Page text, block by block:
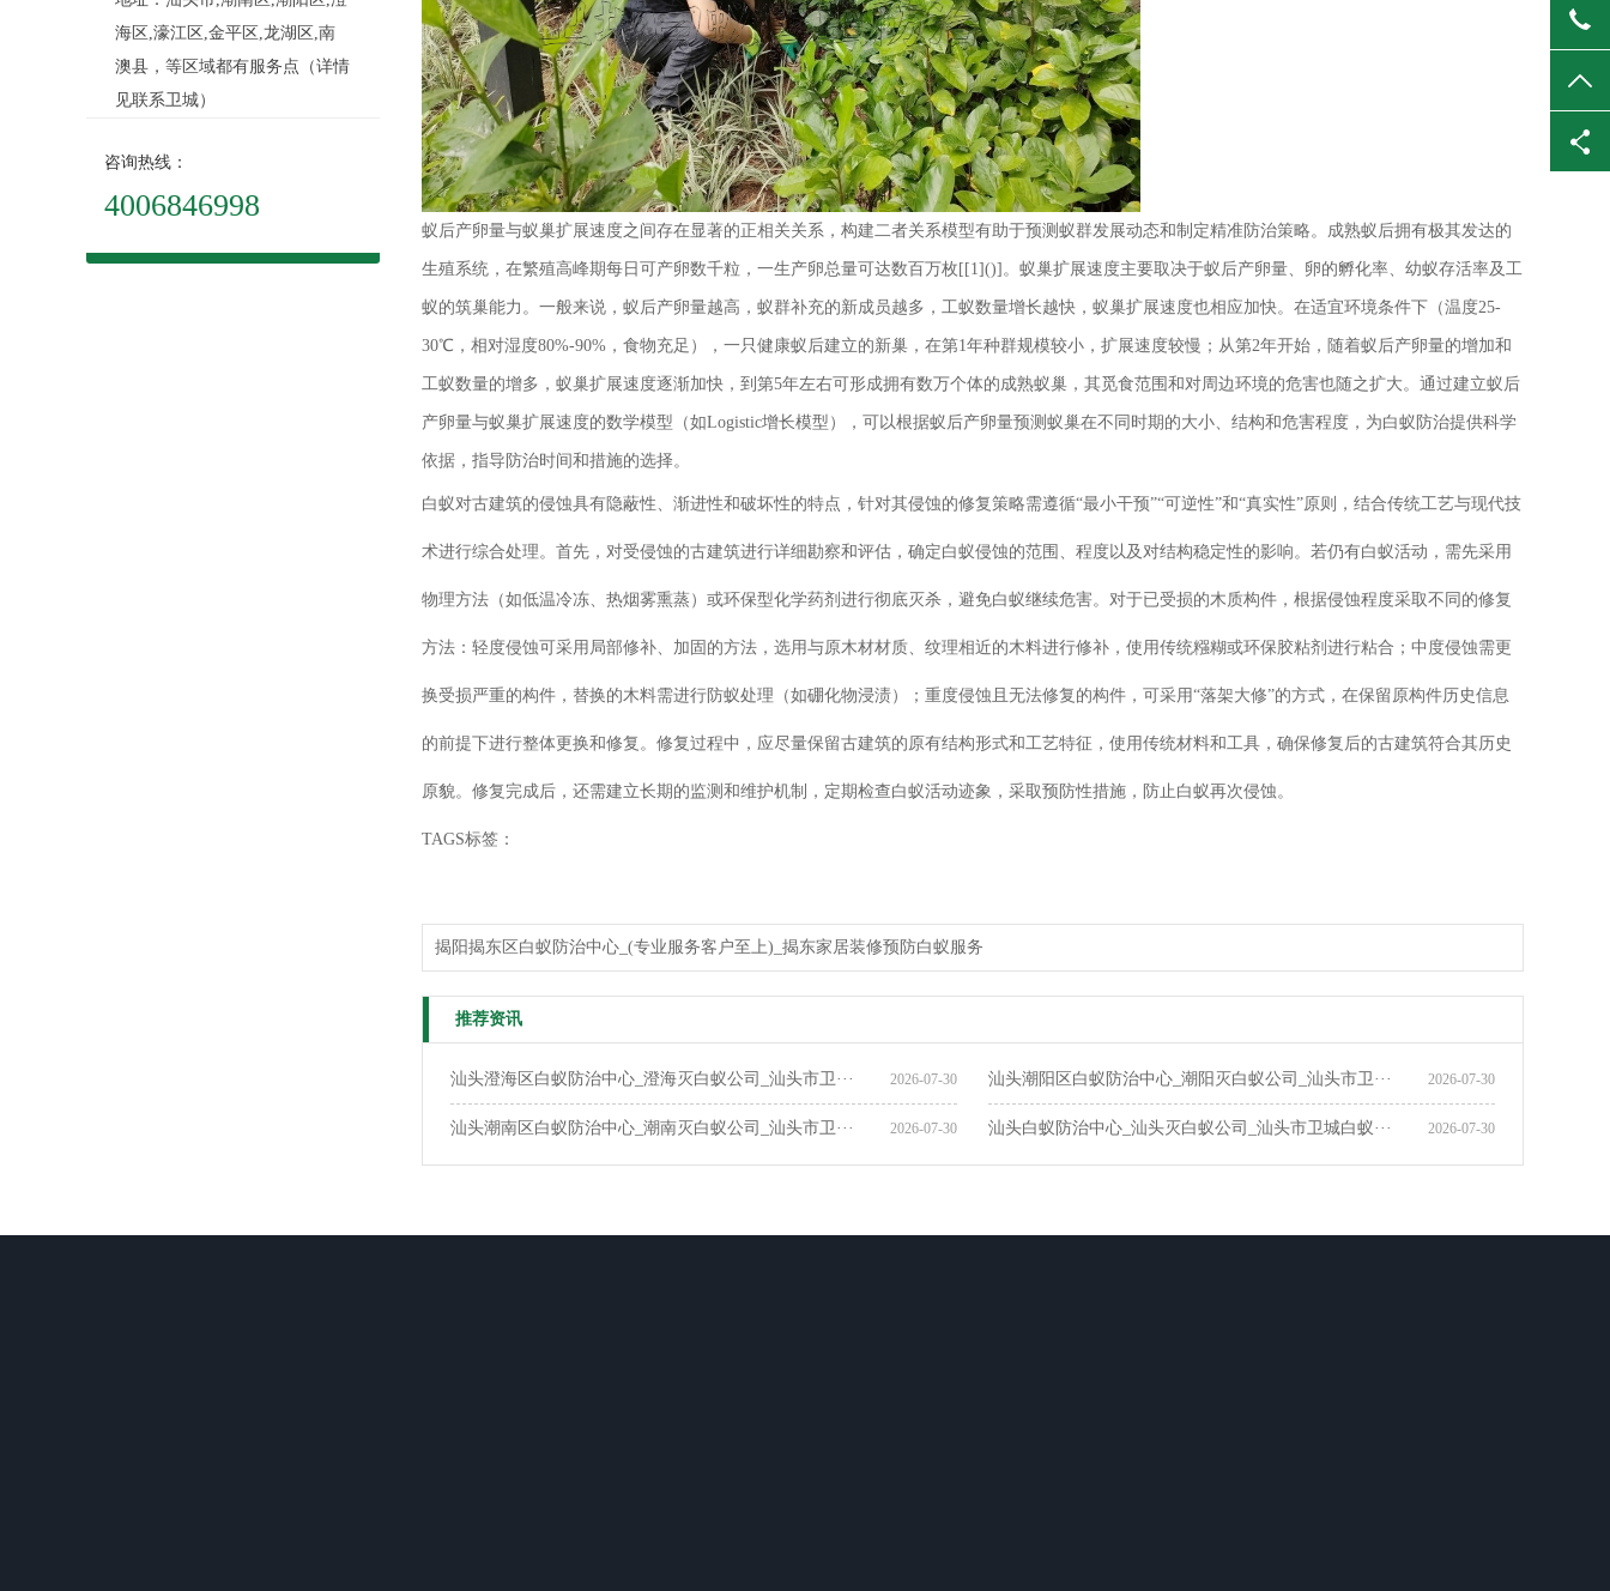
海区,濠江区,金平区,龙湖区,南
澳县，等区域都有服务点（详情
见联系卫城）
咨询热线：
4006846998
蚁后产卵量与蚁巢扩展速度之间存在显著的正相关关系，构建二者关系模型有助于预测蚁群发展动态和制定精准防治策略。成熟蚁后拥有极其发达的
生殖系统，在繁殖高峰期每日可产卵数千粒，一生产卵总量可达数百万枚[[1]()]。蚁巢扩展速度主要取决于蚁后产卵量、卵的孵化率、幼蚁存活率及工
蚁的筑巢能力。一般来说，蚁后产卵量越高，蚁群补充的新成员越多，工蚁数量增长越快，蚁巢扩展速度也相应加快。在适宜环境条件下（温度25-
30℃，相对湿度80%-90%，食物充足），一只健康蚁后建立的新巢，在第1年种群规模较小，扩展速度较慢；从第2年开始，随着蚁后产卵量的增加和
工蚁数量的增多，蚁巢扩展速度逐渐加快，到第5年左右可形成拥有数万个体的成熟蚁巢，其觅食范围和对周边环境的危害也随之扩大。通过建立蚁后
产卵量与蚁巢扩展速度的数学模型（如Logistic增长模型），可以根据蚁后产卵量预测蚁巢在不同时期的大小、结构和危害程度，为白蚁防治提供科学
依据，指导防治时间和措施的选择。
白蚁对古建筑的侵蚀具有隐蔽性、渐进性和破坏性的特点，针对其侵蚀的修复策略需遵循“最小干预”“可逆性”和“真实性”原则，结合传统工艺与现代技
术进行综合处理。首先，对受侵蚀的古建筑进行详细勘察和评估，确定白蚁侵蚀的范围、程度以及对结构稳定性的影响。若仍有白蚁活动，需先采用
物理方法（如低温冷冻、热烟雾熏蒸）或环保型化学药剂进行彻底灭杀，避免白蚁继续危害。对于已受损的木质构件，根据侵蚀程度采取不同的修复
方法：轻度侵蚀可采用局部修补、加固的方法，选用与原木材材质、纹理相近的木料进行修补，使用传统糨糊或环保胶粘剂进行粘合；中度侵蚀需更
换受损严重的构件，替换的木料需进行防蚁处理（如硼化物浸渍）；重度侵蚀且无法修复的构件，可采用“落架大修”的方式，在保留原构件历史信息
的前提下进行整体更换和修复。修复过程中，应尽量保留古建筑的原有结构形式和工艺特征，使用传统材料和工具，确保修复后的古建筑符合其历史
原貌。修复完成后，还需建立长期的监测和维护机制，定期检查白蚁活动迹象，采取预防性措施，防止白蚁再次侵蚀。
TAGS标签：
揭阳揭东区白蚁防治中心_(专业服务客户至上)_揭东家居装修预防白蚁服务
揭阳市揭西县白蚁防治中心电话推荐_揭西灭白蚁公司_揭阳市卫城白蚁防治有限公司
推荐资讯
2026-07-30
汕头澄海区白蚁防治中心_澄海灭白蚁公司_汕头市卫··· 2026-07-30
汕头潮阳区白蚁防治中心_潮阳灭白蚁公司_汕头市卫···
2026-07-30
汕头潮南区白蚁防治中心_潮南灭白蚁公司_汕头市卫··· 2026-07-30
汕头白蚁防治中心_汕头灭白蚁公司_汕头市卫城白蚁···